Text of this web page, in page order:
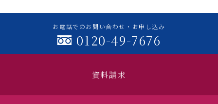
お電話でのお問い合わせ・お申し込み
0120-49-7676
資料請求